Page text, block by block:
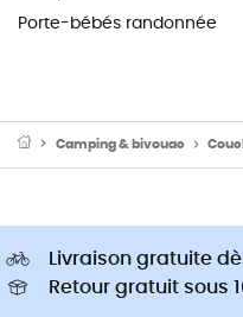
Porte-bébés randonnée
Camping & bivouac
Livraison gratuite
Retour gratuit sous